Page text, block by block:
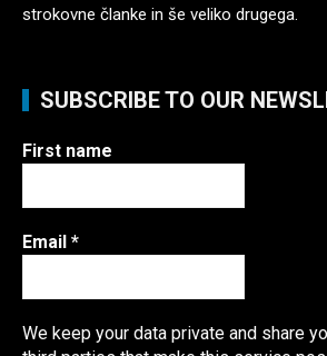
strokovne članke in še veliko drugega.
SUBSCRIBE TO OUR
First name
Email *
We keep your data private and share